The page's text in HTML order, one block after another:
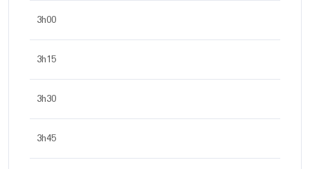
3h00
3h15
3h30
3h45